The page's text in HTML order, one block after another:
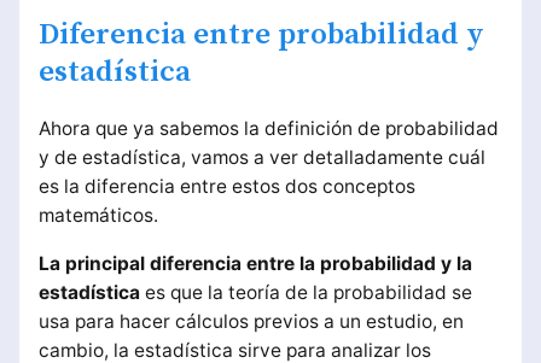
Diferencia entre probabilidad y
estadística
Ahora que ya sabemos la definición de probabilidad
y de estadística, vamos a ver detalladamente cuál
es la diferencia entre estos dos conceptos
matemáticos.
La principal diferencia entre la probabilidad y la
estadísticaes que la teoría de la probabilidad se
usa para hacer cálculos previos a un estudio, en
cambio, la estadística sirve para analizar los